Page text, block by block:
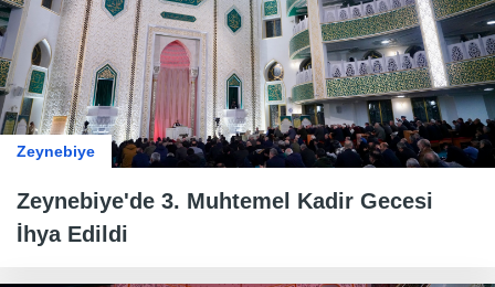
Zeynebiye
Zeynebiye'de 3. Muhtemel Kadir Gecesi
İhya Edildi